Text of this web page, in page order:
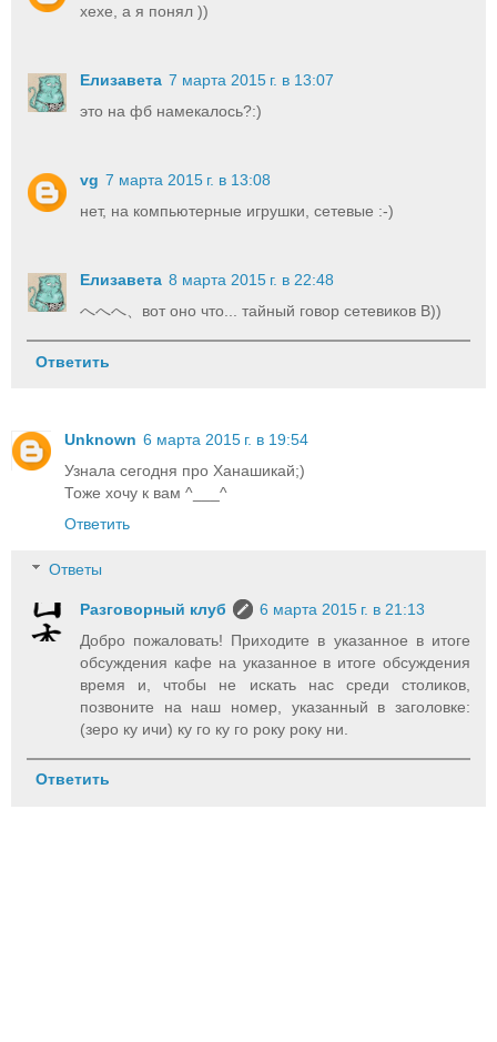
хехе, а я понял ))
Елизавета 7 марта 2015 г. в 13:07
это на фб намекалось?:)
vg 7 марта 2015 г. в 13:08
нет, на компьютерные игрушки, сетевые :-)
Елизавета 8 марта 2015 г. в 22:48
へへへ、вот оно что... тайный говор сетевиков B))
Ответить
Unknown 6 марта 2015 г. в 19:54
Узнала сегодня про Ханашикай;)
Тоже хочу к вам ^___^
Ответить
Ответы
Разговорный клуб
6 марта 2015 г. в 21:13
Добро пожаловать! Приходите в указанное в итоге
обсуждения кафе на указанное в итоге обсуждения
время и, чтобы не искать нас среди столиков,
позвоните на наш номер, указанный в заголовке:
(зеро ку ичи) ку го ку го року року ни.
Ответить